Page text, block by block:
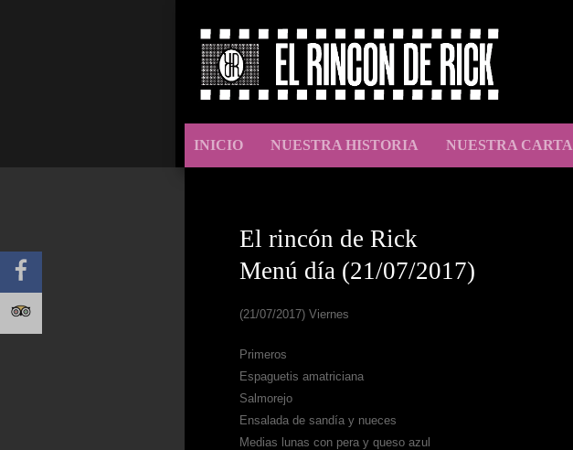
INICIO NUESTRA HISTORIA NUESTRA CARTA
El rincón de Rick
Menú día (21/07/2017)
(21/07/2017) Viernes
Primeros
Espaguetis amatriciana
Salmorejo
Ensalada de sandía y nueces
Medias lunas con pera y queso azul